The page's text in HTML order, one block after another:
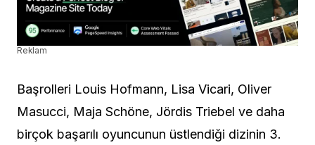
Reklam
Başrolleri Louis Hofmann, Lisa Vicari, Oliver
Masucci, Maja Schöne, Jördis Triebel ve daha
birçok başarılı oyuncunun üstlendiği dizinin 3.